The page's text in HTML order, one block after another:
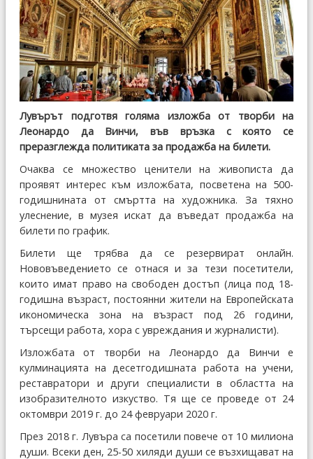
Лувърът подготвя голяма изложба от творби на
Леонардо да Винчи, във връзка с която се
преразглежда политиката за продажба на билети.
Очаква се множество ценители на живописта да
проявят интерес към изложбата, посветена на 500-
годишнината от смъртта на художника. За тяхно
улеснение, в музея искат да въведат продажба на
билети по график.
Билети ще трябва да се резервират онлайн.
Нововъведението се отнася и за тези посетители,
които имат право на свободен достъп (лица под 18-
годишна възраст, постоянни жители на Европейската
икономическа зона на възраст под 26 години,
търсещи работа, хора с увреждания и журналисти).
Изложбата от творби на Леонардо да Винчи е
кулминацията на десетгодишната работа на учени,
реставратори и други специалисти в областта на
изобразителното изкуство. Тя ще се проведе от 24
октомври 2019 г. до 24 февруари 2020 г.
През 2018 г. Лувъра са посетили повече от 10 милиона
души. Всеки ден, 25-50 хиляди души се възхищават на